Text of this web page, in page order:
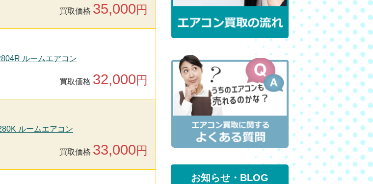
買取価格 35,000円
ルームエアコン
買取価格 32,000円
ルームエアコン
買取価格 33,000円
お知らせ・BLOG